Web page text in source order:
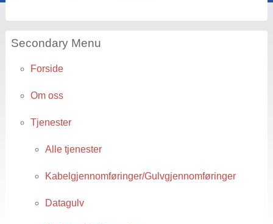
Secondary Menu
Forside
Om oss
Tjenester
Alle tjenester
Kabelgjennomføringer/Gulvgjennomføringer
Datagulv